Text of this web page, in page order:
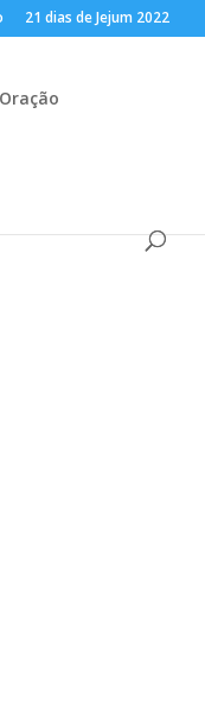
21 dias de Jejum 2022